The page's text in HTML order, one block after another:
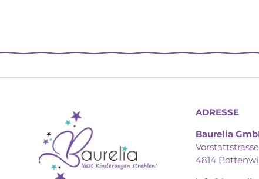
ADRESSE
Baurelia
Vorstattstrasse
4814